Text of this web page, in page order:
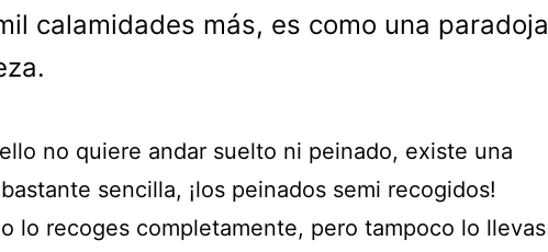
calamidades más, es como una paradoja
no quiere andar suelto ni peinado, existe una
sencilla, ¡los peinados semi recogidos!
lo recoges completamente, pero tampoco lo llevas